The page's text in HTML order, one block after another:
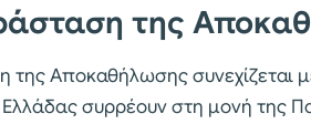
της
Αποκαθήλωσης συνεχίζεται
συρρέουν στη μονή της